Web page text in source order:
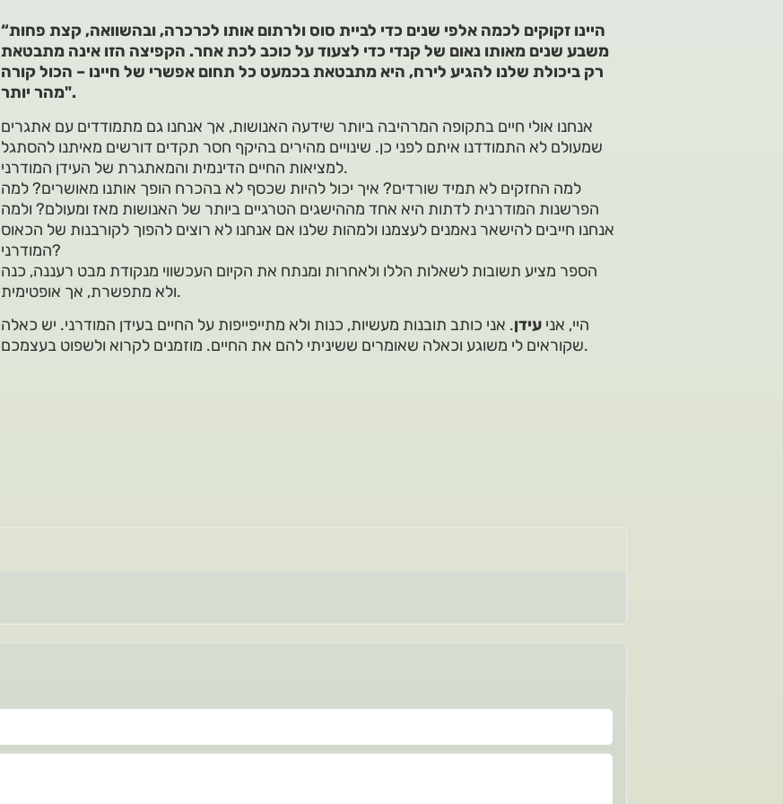
“היינו זקוקים לכמה אלפי שנים כדי לביית סוס ולרתום אותו לכרכרה, ובהשוואה, קצת פחות
משבע שנים מאותו נאום של קנדי כדי לצעוד על כוכב לכת אחר. הקפיצה הזו אינה מתבטאת
רק ביכולת שלנו להגיע לירח, היא מתבטאת בכמעט כל תחום אפשרי של חיינו – הכול קורה
מהר יותר".
אנחנו אולי חיים בתקופה המרהיבה ביותר שידעה האנושות, אך אנחנו גם מתמודדים עם אתגרים
שמעולם לא התמודדנו איתם לפני כן. שינויים מהירים בהיקף חסר תקדים דורשים מאיתנו להסתגל
למציאות החיים הדינמית והמאתגרת של העידן המודרני.
למה החזקים לא תמיד שורדים? איך יכול להיות שכסף לא בהכרח הופך אותנו מאושרים? למה
הפרשנות המודרנית לדתות היא אחד מההישגים הטרגיים ביותר של האנושות מאז ומעולם? ולמה
אנחנו חייבים להישאר נאמנים לעצמנו ולמהות שלנו אם אנחנו לא רוצים להפוך לקורבנות של הכאוס
המודרני?
הספר מציע תשובות לשאלות הללו ולאחרות ומנתח את הקיום העכשווי מנקודת מבט רעננה, כנה
ולא מתפשרת, אך אופטימית.
היי, אני עידן. אני כותב תובנות מעשיות, כנות ולא מתייפייפות על החיים בעידן המודרני. יש כאלה
שקוראים לי משוגע וכאלה שאומרים ששיניתי להם את החיים. מוזמנים לקרוא ולשפוט בעצמכם.